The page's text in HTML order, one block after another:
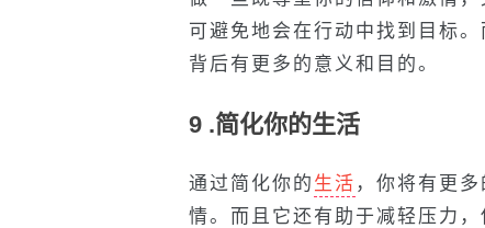
可避免地会在行动中找到目标
背后有更多的意义和目的。
9 .简化你的生活
通过简化你的 生活 ，你将有更
情。而且它还有助于减轻压力